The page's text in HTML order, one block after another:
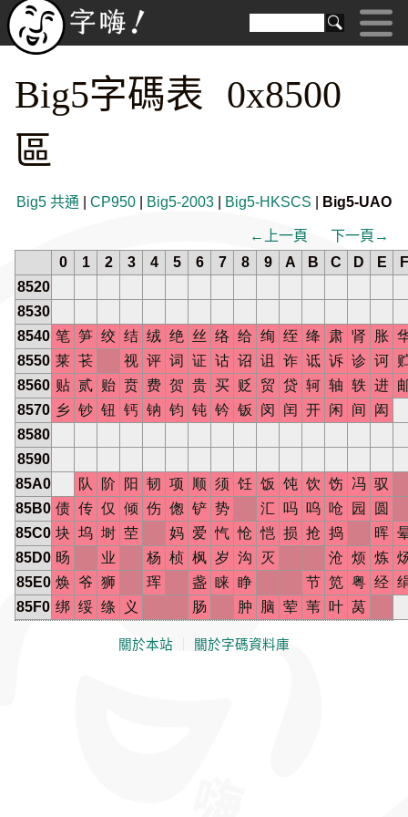
Big5字碼表 0x8500
區
Big5 共通 CP950 Big5-2003 Big5-HKSCS Big5-UAO
←上一頁
下一頁→
0
1 2 3 4 5 6 7 8 9 A B C D E
F
8520
8530
8540 笔 笋 绞 结 绒 绝 丝 络 给 绚 绖 绛 肃 肾 胀
8550 莱 苌 视 评 词 证 诂 诏 诅 诈 诋 诉 诊 诃
8560 贴 贰 贻 贲 费 贺 贵 买 贬 贸 贷 轲 轴 轶 进
8570 乡 钞 钮 钙 钠 钧 钝 钤 钣 闵 闰 开 闲 间
闳
8580
8590
85A0
队 阶 阳 韧 项 顺 须 饪 饭 饨 饮 饬 冯 驭
85B0 债 传 仅 倾 伤 偬 铲 势 汇 吗 呜 呛 园
圆
85C0 块 坞 埘 茔 妈 爱 忾 怆 恺 损 抢 捣 晖
85D0 旸 业 杨 桢 枫 岁 沟 灭 沧 烦 炼
85E0 焕 爷 狮 珲 盏 睐 睁 节 笕 粤 经
85F0 绑 绥 绦 义 肠 肿 脑 荤 苇 叶 莴
關於本站 關於字碼資料庫